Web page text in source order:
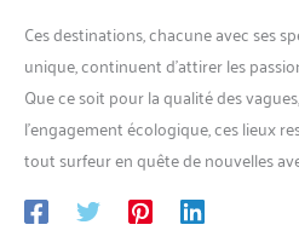
sports de plage. Lavable en
portez habituellement M (EU),
besoin de plus d'informations,
dans la
Ces destinations, chacune avec ses
unique, continuent d’attirer les
Que ce soit pour la qualité des
l’engagement écologique, ces lieux
tout surfeur en quête de nouvelles